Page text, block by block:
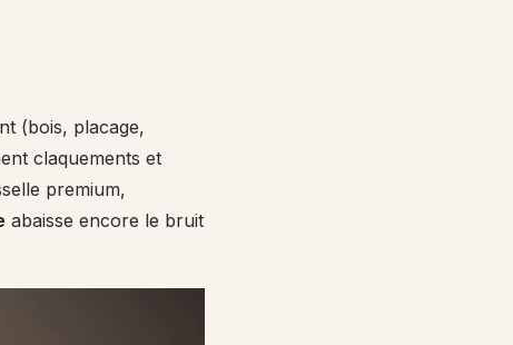
(bois, placage,
claquements et
premium,
abaisse encore le bruit